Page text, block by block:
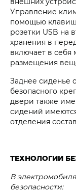
Управление
помощью
розетки USB на
хранения в
включает в
размещения
Заднее сиденье
безопасного
двери также
сидений
отделения
ТЕХНОЛОГИИ
В
безопасности: